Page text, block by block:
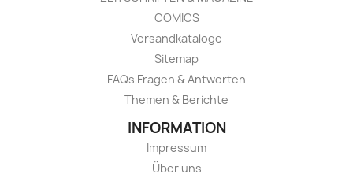
COMICS
Versandkataloge
Sitemap
FAQs Fragen & Antworten
Themen & Berichte
INFORMATION
Impressum
Über uns